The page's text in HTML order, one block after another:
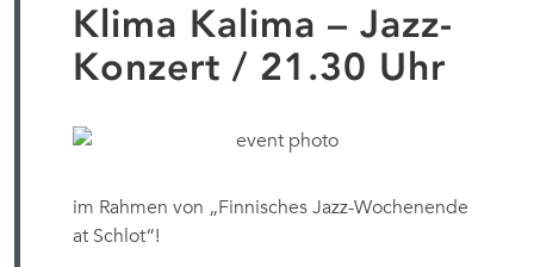
Klima Kalima – Jazz-
Konzert / 21.30 Uhr
im Rahmen von „Finnisches Jazz-Wochenende
at Schlot“!